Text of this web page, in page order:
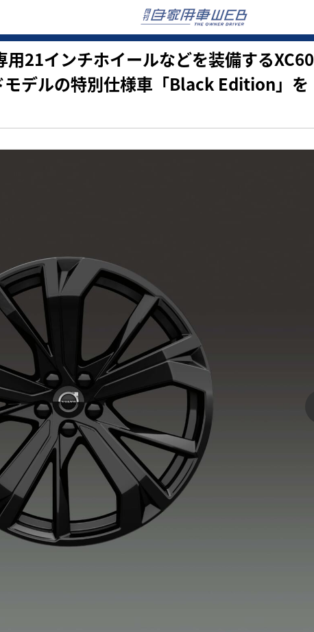
21インチホイールなどを装備するXC60
モデルの特別仕様車「Black Edition」を